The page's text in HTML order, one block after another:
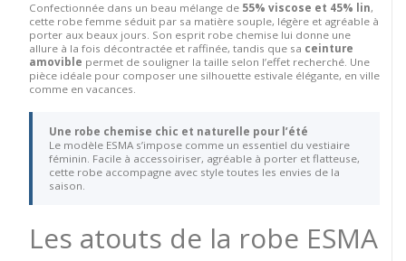
Confectionnée dans un beau mélange de 55% viscose et 45% lin,
cette robe femme séduit par sa matière souple, légère et agréable à
porter aux beaux jours. Son esprit robe chemise lui donne une
allure à la fois décontractée et raffinée, tandis que sa ceinture
amovible permet de souligner la taille selon l’effet recherché. Une
pièce idéale pour composer une silhouette estivale élégante, en ville
comme en vacances.
Une robe chemise chic et naturelle pour l’été
Le modèle ESMA s’impose comme un essentiel du vestiaire
féminin. Facile à accessoiriser, agréable à porter et flatteuse,
cette robe accompagne avec style toutes les envies de la
saison.
Les atouts de la robe ESMA